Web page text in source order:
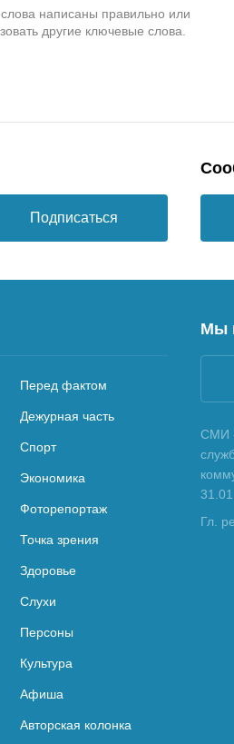
написаны правильно или
другие ключевые слова.
Подписаться
Перед фактом
Дежурная часть
Спорт
Экономика
Фоторепортаж
Точка зрения
Здоровье
Слухи
Персоны
Культура
Афиша
Авторская колонка
Мы
СМИ
Гл.